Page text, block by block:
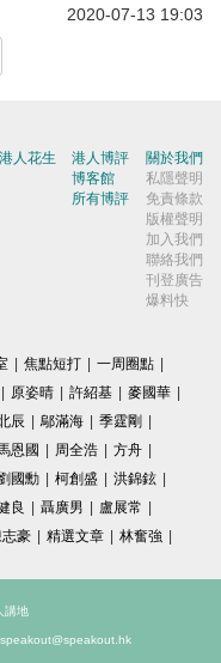
2020-07-13 19:03
港人花生
港人博評
博客館
所有博評
關於我們
私隱聲明
免責條款
版權聲明
加入我們
聯絡我們
刊登廣告
爆料快
| 焦點短打 | 一周圈點 |
| 原姿晴 | 許紹基 | 麥國華 |
辰 | 鄔滿海 | 季霆剛 |
恩國 | 周全浩 | 方舟 |
國勳 | 柯創盛 | 洪錦鉉 |
良 | 聶廣男 | 盧展常 |
豪 | 精選文章 | 林奮強 |
講地